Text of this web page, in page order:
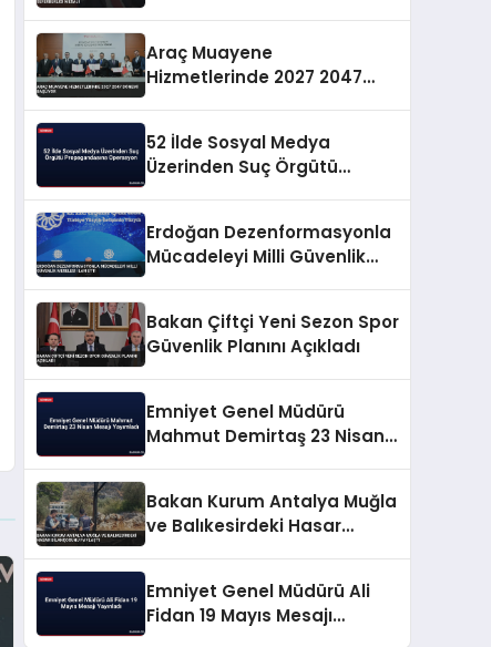
Araç Muayene
Hizmetlerinde 2027 2047
52 İlde Sosyal Medya
Üzerinden Suç Örgütü
Erdoğan Dezenformasyonla
Mücadeleyi Milli Güvenlik
Bakan Çiftçi Yeni Sezon Spor
Güvenlik Planını Açıkladı
Emniyet Genel Müdürü
Mahmut Demirtaş 23 Nisan
Bakan Kurum Antalya Muğla
ve Balıkesirdeki Hasar
Emniyet Genel Müdürü Ali
Fidan 19 Mayıs Mesajı